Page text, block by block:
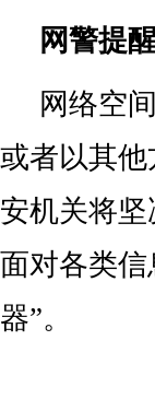
网警提醒
网络空
或者以其
安机关将
面对各类
器”。